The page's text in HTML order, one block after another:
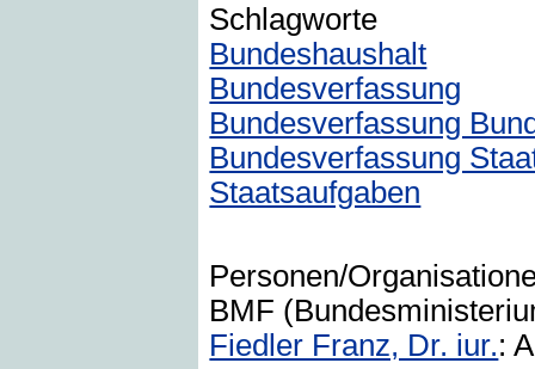
Schlagworte
Bundeshaushalt
Bundesverfassung
Bundesverfassung
Bundesverfassung
Staatsaufgaben
Personen/
BMF
Fiedler Franz, Dr. iur.: